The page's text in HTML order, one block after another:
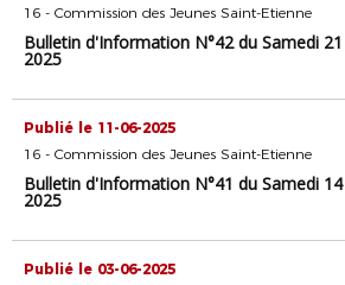
16 - Commission des Jeunes Saint-Etienne
Bulletin d'Information N°42 du Samedi 21
2025
Publié le 11-06-2025
16 - Commission des Jeunes Saint-Etienne
Bulletin d'Information N°41 du Samedi
2025
Publié le 03-06-2025